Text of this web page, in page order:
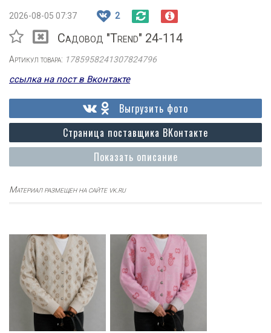
2026-08-05 07:37 2
Садовод "Trend" 24-114
Артикул товара: 1785958241307824796
ссылка на пост в Вконтакте
Показать описание
Страница поставщика ВКонтакте
Выгрузить фото
Материал размещен на сайте vk.ru